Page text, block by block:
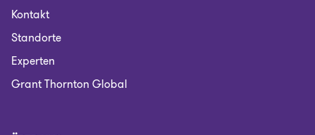
Kontakt
Standorte
Experten
Grant Thornton Global